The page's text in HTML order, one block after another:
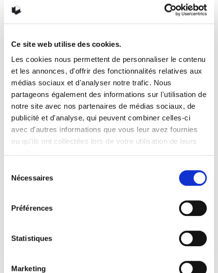
Ce site web utilise des cookies.
Les cookies nous permettent de personnaliser le contenu
et les annonces, d'offrir des fonctionnalités relatives aux
médias sociaux et d'analyser notre trafic. Nous
partageons également des informations sur l'utilisation de
notre site avec nos partenaires de médias sociaux, de
publicité et d'analyse, qui peuvent combiner celles-ci
avec d'autres informations que vous leur avez fournies
ou qu'ils ont collectées lors de votre utilisation de leurs
Nécessaires
Préférences
Statistiques
Marketing
du Crépuscule d’une idole de Michel Onfray, une critique
freudienne s’est constituée et Lézé a décidé d’en présenter
une analyse culturelle. En mettant en lumière le cycle
fait émerger la figure de l’anti-freudien, à laquelle il impose
défroqué ou repenti (comme Frederick C. Crews), un
sceptique invétéré (comme Gérard Pommier) ou un
positiviste (comme H. Eysenck) invoquant le bon sens, la
modernité et la raison, ou encore un psychanalyste qui
tente de séparer le bon grain de l’ivraie dans la fondation
freudienne de la psychanalyse (comme Maria Torök)v. »
10 novembre 2017 8